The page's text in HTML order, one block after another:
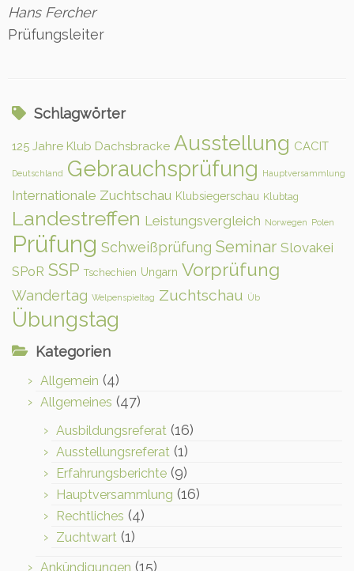
Hans Fercher
Prüfungsleiter
Schlagwörter
125 Jahre Klub Dachsbracke Ausstellung CACIT
Deutschland Gebrauchsprüfung Hauptversammlung
Internationale Zuchtschau Klubsiegerschau Klubtag
Landestreffen Leistungsvergleich Norwegen Polen
Prüfung Schweißprüfung Seminar Slovakei
SPoR SSP Tschechien Ungarn Vorprüfung
Wandertag Welpenspieltag Zuchtschau Üb
Übungstag
Kategorien
Allgemein (4)
Allgemeines (47)
Ausbildungsreferat (16)
Ausstellungsreferat (1)
Erfahrungsberichte (9)
Hauptversammlung (16)
Rechtliches (4)
Zuchtwart (1)
Ankündigungen (15)